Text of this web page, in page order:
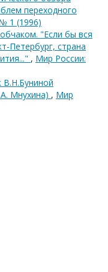
переходного
1 (1996)
"Если бы вся
Петербург, страна
, Мир России:
Мнухина) , Мир